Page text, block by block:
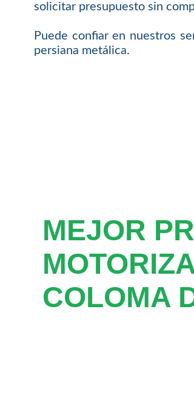
solicitar presupuesto sin
Puede confiar en nuestros
persiana metálica.
MEJOR
COLOMA